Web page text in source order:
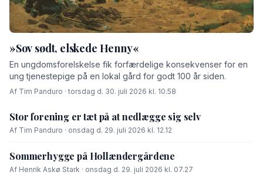
»Sov sødt, elskede Henny«
En ungdomsforelskelse fik forfærdelige konsekvenser for en
ung tjenestepige på en lokal gård for godt 100 år siden.
Af Tim Panduro · torsdag d. 30. juli 2026 kl. 10.58
Stor forening er tæt på at nedlægge sig selv
Af Tim Panduro · onsdag d. 29. juli 2026 kl. 12.12
Sommerhygge på Hollændergårdene
Af Henrik Askø Stark · onsdag d. 29. juli 2026 kl. 07.27